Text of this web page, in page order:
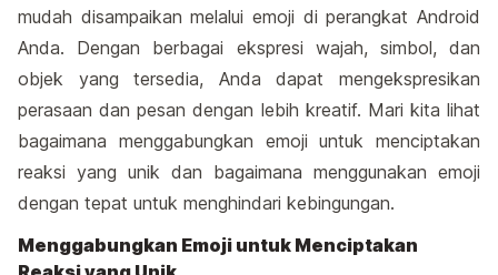
mudah disampaikan melalui emoji di perangkat Android
Anda. Dengan berbagai ekspresi wajah, simbol, dan
objek yang tersedia, Anda dapat mengekspresikan
perasaan dan pesan dengan lebih kreatif. Mari kita lihat
bagaimana menggabungkan emoji untuk menciptakan
reaksi yang unik dan bagaimana menggunakan emoji
dengan tepat untuk menghindari kebingungan.
Menggabungkan Emoji untuk Menciptakan